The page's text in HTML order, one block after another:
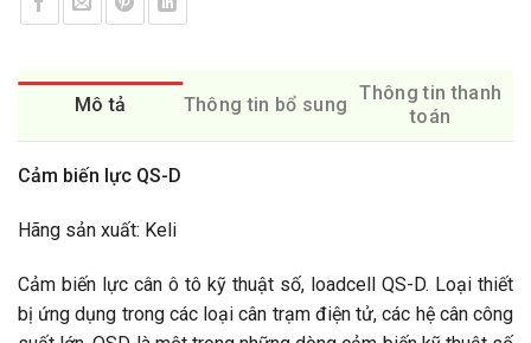
Mô tả Thông tin bổ sung
Thông tin thanh
toán
Cảm biến lực QS-D
Hãng sản xuất: Keli
Cảm biến lực cân ô tô kỹ thuật số, loadcell QS-D. Loại thiết
bị ứng dụng trong các loại cân trạm điện tử, các hệ cân công